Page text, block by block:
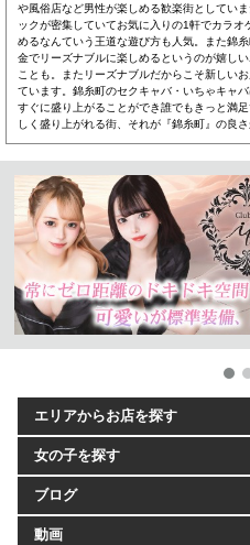
や風俗店など男性が楽しめる歓楽街としてい
ックが密集していてお気に入りの1軒でカラ
めるなんていう王道な遊び方も人気。また錦
金でリーズナブルに楽しめるというのが嬉し
ことも。またリーズナブルだからこそ新しい
ています。錦糸町のセクキャバ・いちゃキャ
すぐに盛り上がることができ誰でもきっと満
しく盛り上がれる街、それが『錦糸町』の良さ
エリアからお店を探す
女の子を探す
ブログ
動画